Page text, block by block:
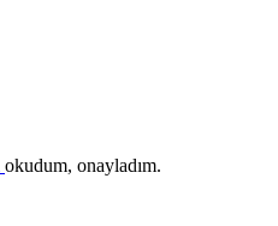
okudum, onayladım.